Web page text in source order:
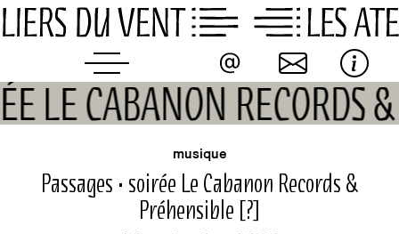
Skip
to
LE CABANON
événement
musique
Passages • soirée Le Cabanon Records &
Préhensible [?]